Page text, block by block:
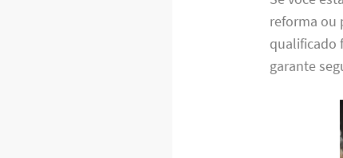
reforma ou
qualificado
garante